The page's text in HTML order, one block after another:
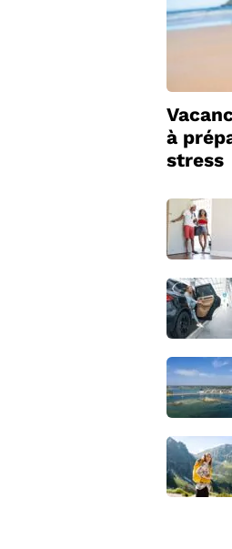
à
stress